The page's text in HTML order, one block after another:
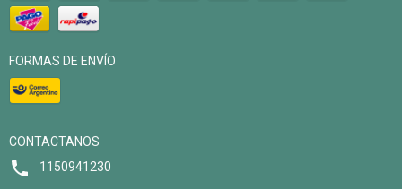
FORMAS DE ENVÍO
CONTACTANOS
1150941230